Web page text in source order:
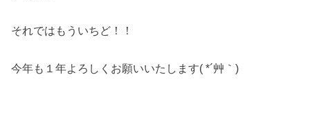
それではもういちど！！
今年も１年よろしくお願いいたします( *´艸｀)